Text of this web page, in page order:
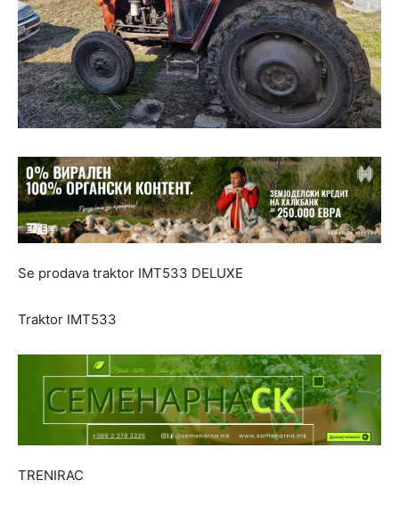
Se prodava traktor IMT533 DELUXE
Traktor IMT533
TRENIRAC